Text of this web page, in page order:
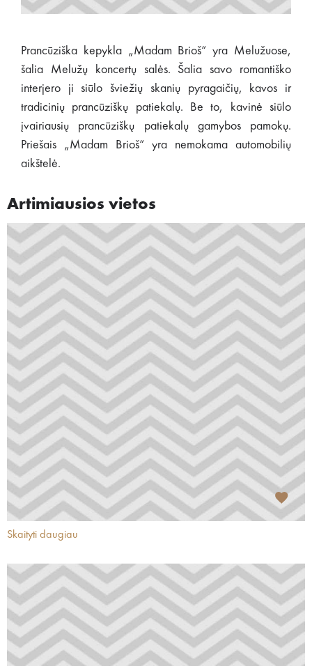
Prancūziška kepykla „Madam Brioš“ yra Melužuose,
šalia Melužų koncertų salės. Šalia savo romantiško
interjero ji siūlo šviežių skanių pyragaičių, kavos ir
tradicinių prancūziškų patiekalų. Be to, kavinė siūlo
įvairiausių prancūziškų patiekalų gamybos pamokų.
Priešais „Madam Brioš“ yra nemokama automobilių
aikštelė.
Artimiausios vietos
Skaityti daugiau